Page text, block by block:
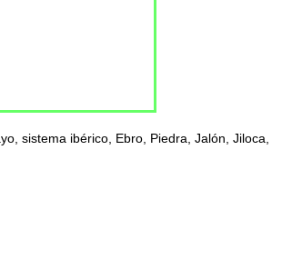
sistema ibérico, Ebro, Piedra, Jalón, Jiloca,